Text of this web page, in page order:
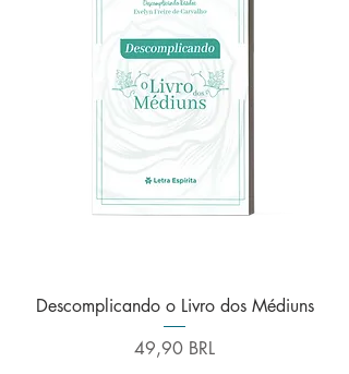
Descomplicando o Livro dos Médiuns
Prezzo
49,90 BRL